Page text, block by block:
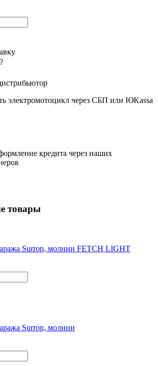
электромотоцикл через СБП или ЮKassa
кредита через наших
товары
Surron, молнии FETCH LIGHT
Surron, молнии